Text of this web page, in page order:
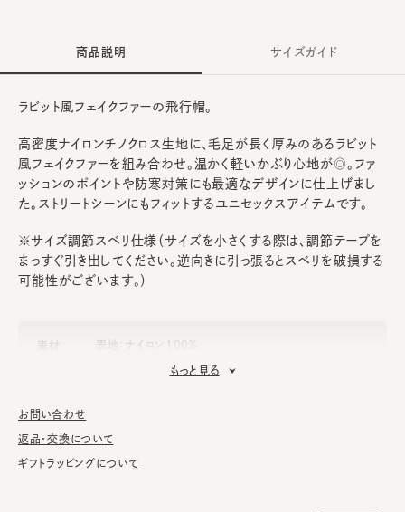
商品説明
ラビット風フェイクファーの飛行帽。
高密度ナイロンチノクロス生地に、毛足が長く厚みのあるラビット
風フェイクファーを組み合わせ。温かく軽いかぶり心地が◎。ファ
ッションのポイントや防寒対策にも最適なデザインに仕上げまし
た。ストリートシーンにもフィットするユニセックスアイテムです。
※サイズ調節スベリ仕様（サイズを小さくする際は、調節テープを
まっすぐ引き出してください。逆向きに引っ張るとスベリを破損する
可能性がございます。）
素材
表地：ナイロン100%
ファー部分：アクリル100%
もっと見る
サイズガイド
お問い合わせ
返品・交換について
ギフトラッピングについて